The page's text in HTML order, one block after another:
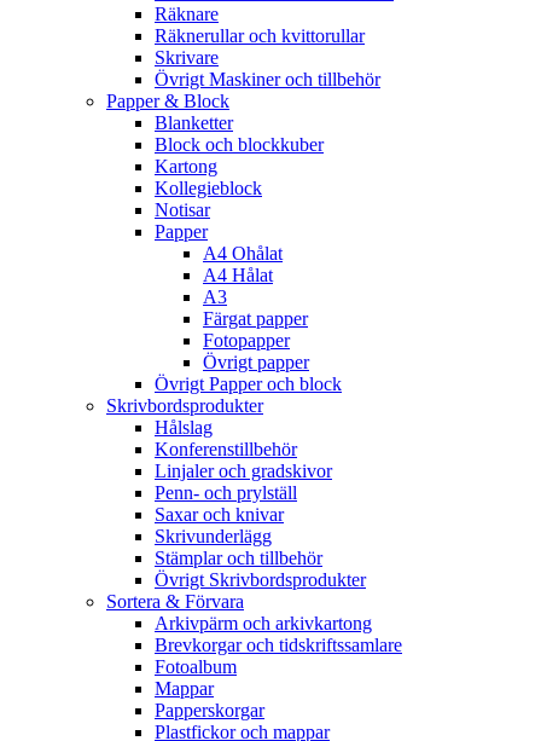
Räknare
Räknerullar och kvittorullar
Skrivare
Övrigt Maskiner och tillbehör
Papper & Block
Blanketter
Block och blockkuber
Kartong
Kollegieblock
Notisar
Papper
A4 Ohålat
A4 Hålat
A3
Färgat papper
Fotopapper
Övrigt papper
Övrigt Papper och block
Skrivbordsprodukter
Hålslag
Konferenstillbehör
Linjaler och gradskivor
Penn- och prylställ
Saxar och knivar
Skrivunderlägg
Stämplar och tillbehör
Övrigt Skrivbordsprodukter
Sortera & Förvara
Arkivpärm och arkivkartong
Brevkorgar och tidskriftssamlare
Fotoalbum
Mappar
Papperskorgar
Plastfickor och mappar